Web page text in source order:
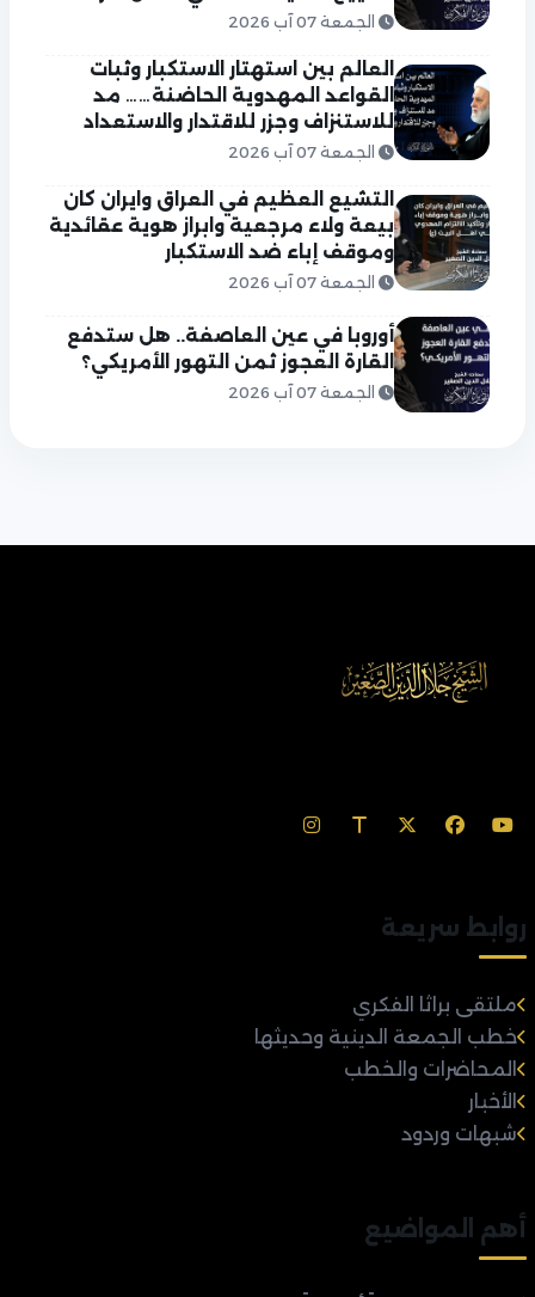
الجمعة 07 آب 2026
العالم بين استهتار الاستكبار وثبات
القواعد المهدوية الحاضنة…… مد
للاستنزاف وجزر للاقتدار والاستعداد
الجمعة 07 آب 2026
التشيع العظيم في العراق وايران كان
بيعة ولاء مرجعية وابراز هوية عقائدية
وموقف إباء ضد الاستكبار
الجمعة 07 آب 2026
أوروبا في عين العاصفة.. هل ستدفع
القارة العجوز ثمن التهور الأمريكي؟
الجمعة 07 آب 2026
روابط سريعة
ملتقى براثا الفكري
خطب الجمعة الدينية وحديثها
المحاضرات والخطب
الأخبار
شبهات وردود
أهم المواضيع